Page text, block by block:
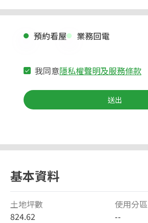
預約看屋 業務回電
我同意隱私權聲明及服務條款
送出
基本資料
土地坪數
824.62
使用分區
--